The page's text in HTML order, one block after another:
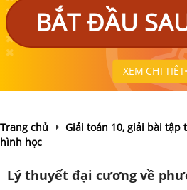
BẮT ĐẦU
XEM CHI TIẾT
Trang chủ
Giải toán 10, giải bài tập
hình học
Lý thuyết đại cương về